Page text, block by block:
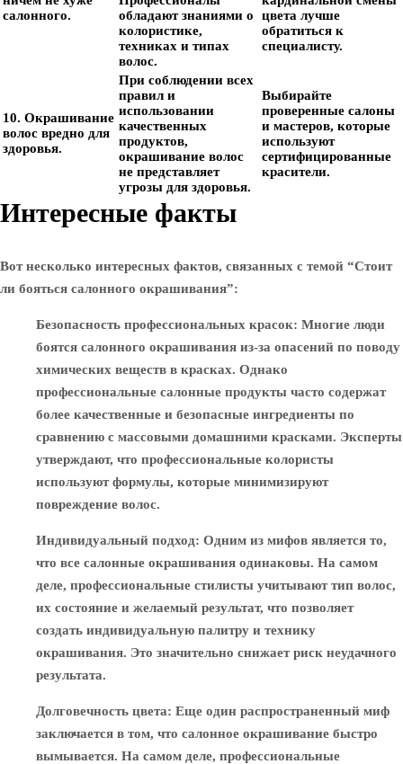
салонного.
обладают знаниями о
колористике,
техниках и типах
волос.
цвета лучше
обратиться к
специалисту.
10. Окрашивание
волос вредно для
здоровья.
При соблюдении всех
правил и
использовании
качественных
продуктов,
окрашивание волос
не представляет
угрозы для здоровья.
Выбирайте
проверенные салоны
и мастеров, которые
используют
сертифицированные
красители.
Интересные факты
Вот несколько интересных фактов, связанных с темой “Стоит
ли бояться салонного окрашивания”:
Безопасность профессиональных красок: Многие люди
боятся салонного окрашивания из-за опасений по поводу
химических веществ в красках. Однако
профессиональные салонные продукты часто содержат
более качественные и безопасные ингредиенты по
сравнению с массовыми домашними красками. Эксперты
утверждают, что профессиональные колористы
используют формулы, которые минимизируют
повреждение волос.
Индивидуальный подход: Одним из мифов является то,
что все салонные окрашивания одинаковы. На самом
деле, профессиональные стилисты учитывают тип волос,
их состояние и желаемый результат, что позволяет
создать индивидуальную палитру и технику
окрашивания. Это значительно снижает риск неудачного
результата.
Долговечность цвета: Еще один распространенный миф
заключается в том, что салонное окрашивание быстро
вымывается. На самом деле, профессиональные